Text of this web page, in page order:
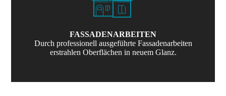
FASSADENARBEITEN
Durch professionell ausgeführte Fassadenarbeiten
erstrahlen Oberflächen in neuem Glanz.